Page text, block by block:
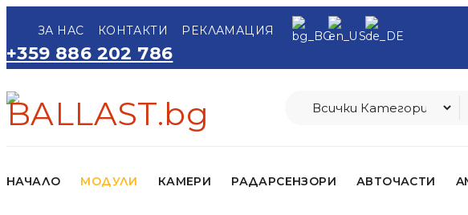
ЗА НАС КОНТАКТИ РЕКЛАМАЦИЯ
+359 886 202 786
НАЧАЛО МОДУЛИ КАМЕРИ РАДАРСЕНЗОРИ АВТОЧАСТИ